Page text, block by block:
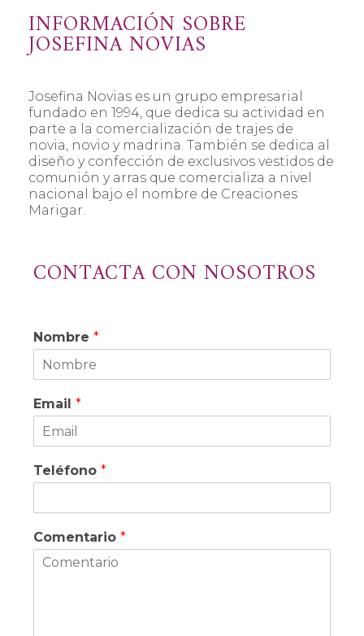
INFORMACIÓN SOBRE
JOSEFINA NOVIAS
Josefina Novias es un grupo empresarial
fundado en 1994, que dedica su actividad en
parte a la comercialización de trajes de
novia, novio y madrina. También se dedica al
diseño y confección de exclusivos vestidos de
comunión y arras que comercializa a nivel
nacional bajo el nombre de Creaciones
Marigar.
CONTACTA CON NOSOTROS
Nombre *
Email *
Teléfono *
Comentario *